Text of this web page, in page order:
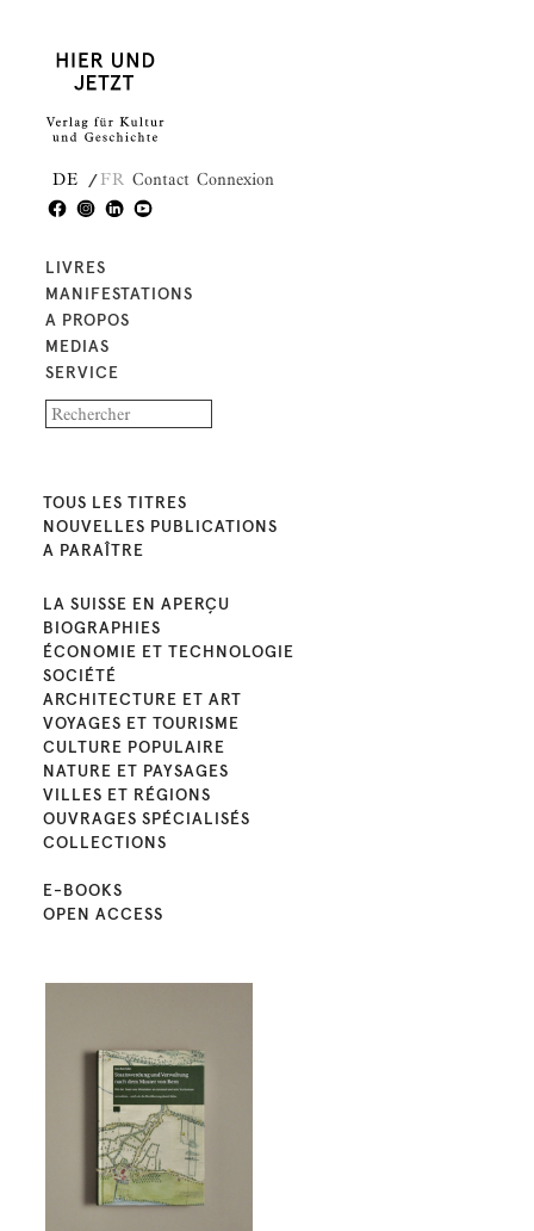
DE FR Contact Connexion
LIVRES
MANIFESTATIONS
A PROPOS
MEDIAS
SERVICE
TOUS LES TITRES
NOUVELLES PUBLICATIONS
A PARAÎTRE
LA SUISSE EN APERÇU
BIOGRAPHIES
ÉCONOMIE ET TECHNOLOGIE
SOCIÉTÉ
ARCHITECTURE ET ART
VOYAGES ET TOURISME
CULTURE POPULAIRE
NATURE ET PAYSAGES
VILLES ET RÉGIONS
OUVRAGES SPÉCIALISÉS
COLLECTIONS
E-BOOKS
OPEN ACCESS